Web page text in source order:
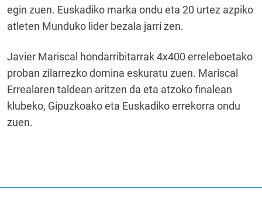
egin zuen. Euskadiko marka ondu eta 20 urtez azpiko
atleten Munduko lider bezala jarri zen.
Javier Mariscal hondarribitarrak 4x400 erreleboetako
proban zilarrezko domina eskuratu zuen. Mariscal
Errealaren taldean aritzen da eta atzoko finalean
klubeko, Gipuzkoako eta Euskadiko errekorra ondu
zuen.